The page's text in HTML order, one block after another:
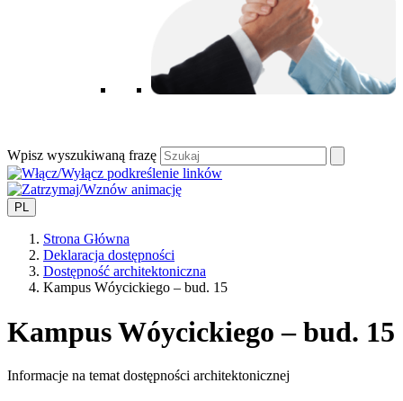
Wpisz wyszukiwaną frazę
PL
Strona Główna
Deklaracja dostępności
Dostępność architektoniczna
Kampus Wóycickiego – bud. 15
Kampus Wóycickiego – bud. 15
Informacje na temat dostępności architektonicznej